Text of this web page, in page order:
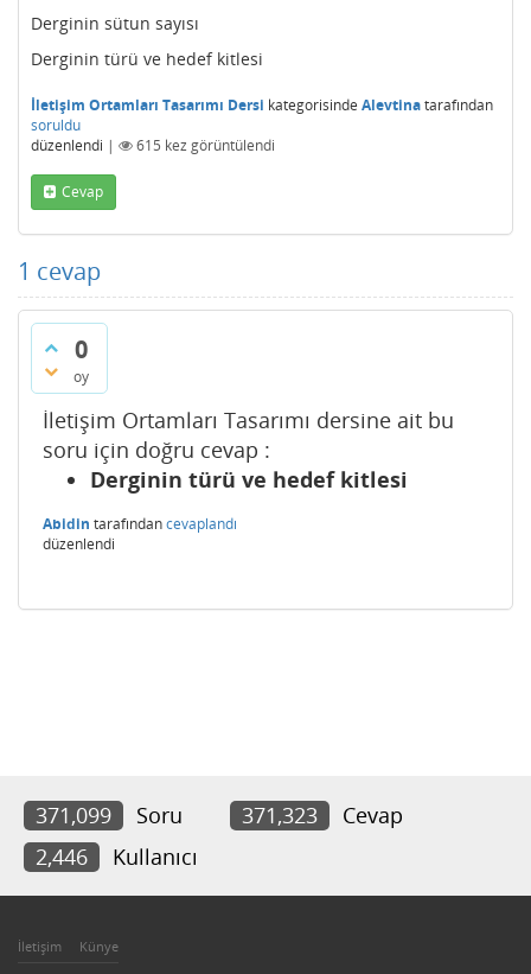
Derginin sütun sayısı
Derginin türü ve hedef kitlesi
İletişim Ortamları Tasarımı Dersi kategorisinde Alevtinatarafından
soruldu
düzenlendi | 615 kez görüntülendi
Cevap
1 cevap
0
oy
İletişim Ortamları Tasarımı dersine ait bu
soru için doğru cevap :
Derginin türü ve hedef kitlesi
Abidin tarafındancevaplandı
düzenlendi
371,099 Soru 371,323
Cevap
2,446
Kullanıcı
İletişim Künye